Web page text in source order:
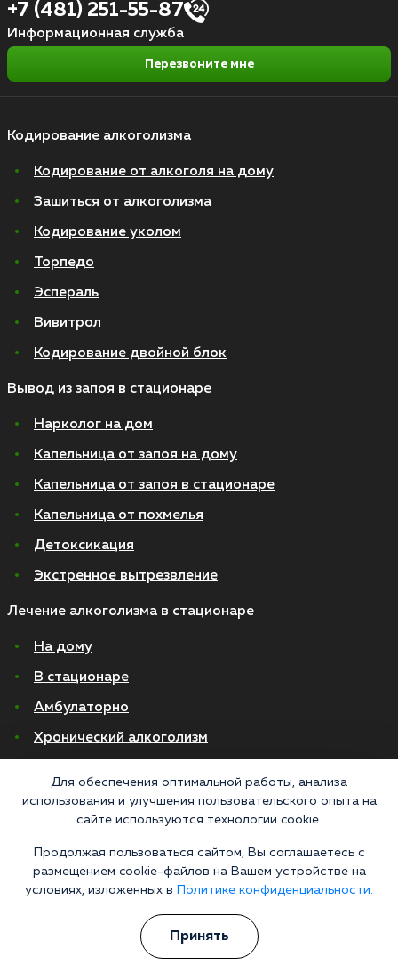
Кодирование алкоголизма
Кодирование от алкоголя на дому
Зашиться от алкоголизма
Кодирование уколом
Торпедо
Эспераль
Вивитрол
Кодирование двойной блок
Вывод из запоя в стационаре
Нарколог на дом
Капельница от запоя на дому
Капельница от запоя в стационаре
Капельница от похмелья
Детоксикация
Экстренное вытрезвление
Лечение алкоголизма в стационаре
На дому
В стационаре
Амбулаторно
Хронический алкоголизм
Пивной алкоголизм
+7 (481) 251-55-87
Информационная служба
Перезвоните мне
© 2026 Все права защищены
Политика конфиденциальности
Согласие на обработку персональных данных
Медицинские услуги оказываются ООО "М-Трезвость", по лицензии
ЛО-50-01-012801 от 27.08.2021 по адресу: 127083, Московская область, г.
Москва, улица 8 Марта, 1с12, подъезд 1
Для обеспечения оптимальной работы, анализа
использования и улучшения пользовательского опыта на
сайте используются технологии cookie.
Продолжая пользоваться сайтом, Вы соглашаетесь с
размещением cookie-файлов на Вашем устройстве на
условиях, изложенных в
Политике конфиденциальности.
Принять